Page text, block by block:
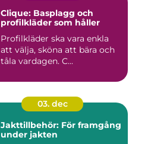
Clique: Basplagg och
profilkläder som håller
Profilkläder ska vara enkla
att välja, sköna att bära och
tåla vardagen. C...
03. dec
Jakttillbehör: För framgång
under jakten